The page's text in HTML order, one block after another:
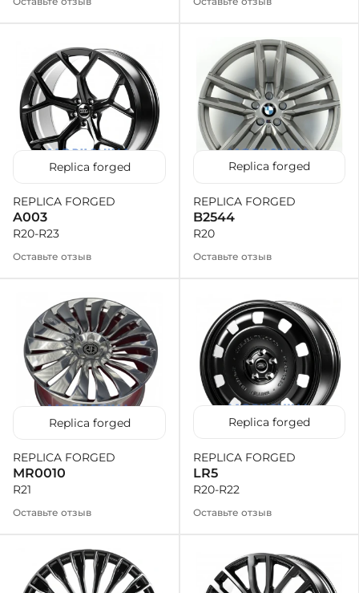
Replica forged
REPLICA FORGED
A003
R20-R23
Оставьте отзыв
Replica forged
REPLICA FORGED
B2544
R20
Оставьте отзыв
Replica forged
REPLICA FORGED
MR0010
R21
Оставьте отзыв
Replica forged
REPLICA FORGED
LR5
R20-R22
Оставьте отзыв